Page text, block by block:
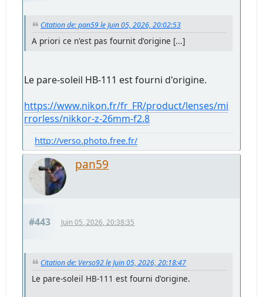
Citation de: pan59 le Juin 05, 2026, 20:02:53
A priori ce n'est pas fournit d'origine [...]
Le pare-soleil HB-111 est fourni d'origine.
https://www.nikon.fr/fr_FR/product/lenses/mi
rrorless/nikkor-z-26mm-f2.8
http://verso.photo.free.fr/
pan59
#443 Juin 05, 2026, 20:38:35
Citation de: Verso92 le Juin 05, 2026, 20:18:47
Le pare-soleil HB-111 est fourni d'origine.